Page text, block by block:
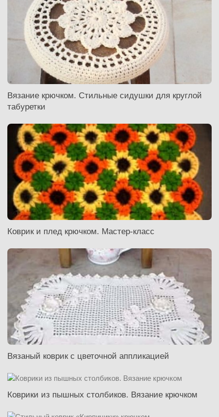
Вязание крючком. Стильные сидушки для круглой
табуретки
Коврик и плед крючком. Мастер-класс
Вязаный коврик с цветочной аппликацией
Коврики из пышных столбиков. Вязание крючком